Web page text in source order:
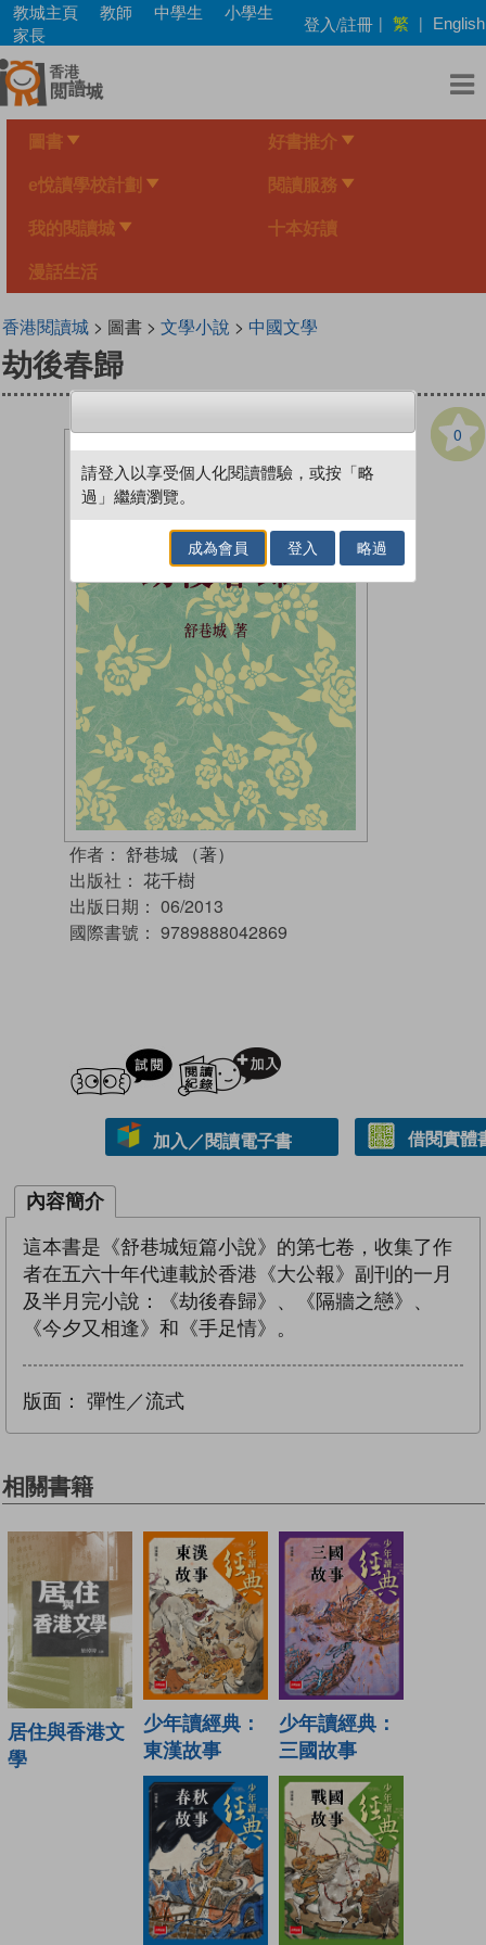
Skip
main
content
教城主頁 教師 中學生
小學生
家長
登入/註冊 | 繁 | English
圖書 好書推介
e悅讀學校計劃 閱讀服務
我的閱讀城 十本好讀
漫話生活
香港閱讀城> 圖書 > 文學小說 > 中國文學
劫後春歸
0
作者： 舒巷城 （著）
出版社： 花千樹
出版日期： 06/2013
國際書號： 9789888042869
試閲
加入／閱讀電子書 借閱實體
內容簡介
這本書是《舒巷城短篇小說》的第七卷，收集了作
者在五六十年代連載於香港《大公報》副刊的一月
及半月完小說：《劫後春歸》、《隔牆之戀》、
《今夕又相逢》和《手足情》。
版面： 彈性／流式
相關書籍
居住與香港文
學
少年讀經典：
東漢故事
少年讀經典：
三國故事
請登入以享受個人化閱讀體驗，或按「略
過」繼續瀏覽。
成為會員 登入 略過